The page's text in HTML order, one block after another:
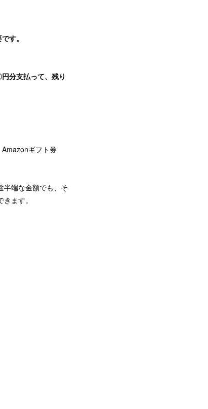
す。
分支払って、残り
ギフト券
半端な金額でも、そ
ます。